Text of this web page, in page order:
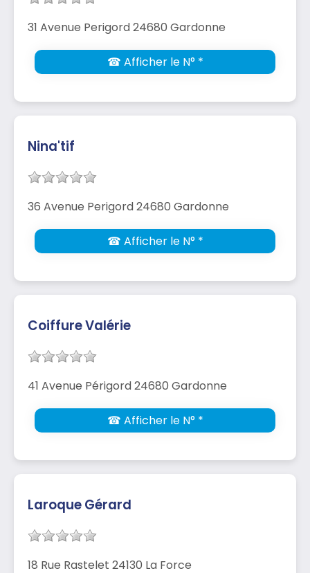
31 Avenue Perigord 24680 Gardonne
☎ Afficher le N° *
Nina'tif
36 Avenue Perigord 24680 Gardonne
☎ Afficher le N° *
Coiffure Valérie
41 Avenue Périgord 24680 Gardonne
☎ Afficher le N° *
Laroque Gérard
18 Rue Rastelet 24130 La Force